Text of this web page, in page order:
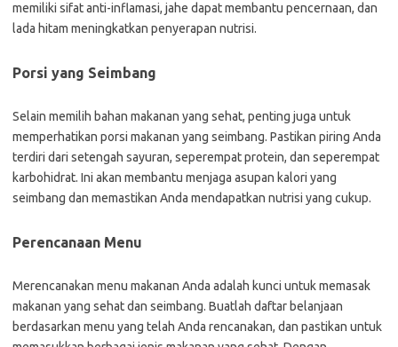
memiliki sifat anti-inflamasi, jahe dapat membantu pencernaan, dan
lada hitam meningkatkan penyerapan nutrisi.
Porsi yang Seimbang
Selain memilih bahan makanan yang sehat, penting juga untuk
memperhatikan porsi makanan yang seimbang. Pastikan piring Anda
terdiri dari setengah sayuran, seperempat protein, dan seperempat
karbohidrat. Ini akan membantu menjaga asupan kalori yang
seimbang dan memastikan Anda mendapatkan nutrisi yang cukup.
Perencanaan Menu
Merencanakan menu makanan Anda adalah kunci untuk memasak
makanan yang sehat dan seimbang. Buatlah daftar belanjaan
berdasarkan menu yang telah Anda rencanakan, dan pastikan untuk